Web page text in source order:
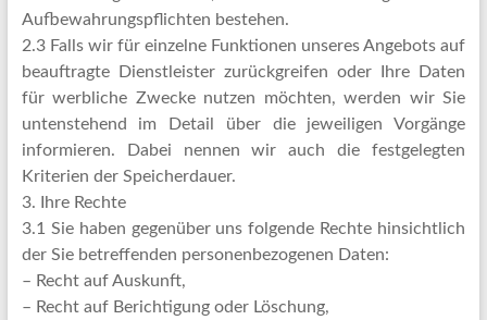
Aufbewahrungspflichten bestehen.
2.3 Falls wir für einzelne Funktionen unseres Angebots auf
beauftragte Dienstleister zurückgreifen oder Ihre Daten
für werbliche Zwecke nutzen möchten, werden wir Sie
untenstehend im Detail über die jeweiligen Vorgänge
informieren. Dabei nennen wir auch die festgelegten
Kriterien der Speicherdauer.
3. Ihre Rechte
3.1 Sie haben gegenüber uns folgende Rechte hinsichtlich
der Sie betreffenden personenbezogenen Daten:
– Recht auf Auskunft,
– Recht auf Berichtigung oder Löschung,